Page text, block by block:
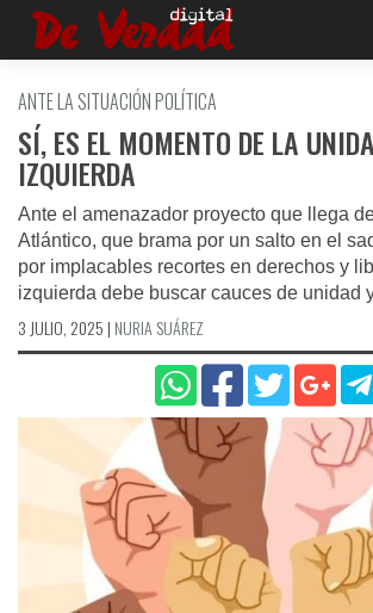
Saltar
ANTE LA SITUACIÓN POLÍTICA
SÍ, ES EL MOMENTO DE LA
IZQUIERDA
Ante el amenazador proyecto que llega
Atlántico, que brama por un salto en el
por implacables recortes en derechos y
izquierda debe buscar cauces de unidad
3 JULIO, 2025 | NURIA SUÁREZ